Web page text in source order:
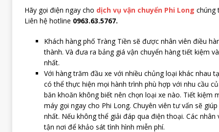
Hãy gọi điện ngay cho dịch vụ vận chuyển Phi Long chúng
Liên hệ hotline 0963.63.5767.
Khách hàng phố Tràng Tiền sẽ được nhân viên điều
thành. Và đưa ra bảng giá vận chuyển hàng tiết kiệm
nhất.
Với hàng trăm đầu xe với nhiều chủng loại khác nhau
có thể thực hiện mọi hành trình phù hợp với nhu cầu
băn khoăn không biết nên chọn loại xe nào. Tiết kiệm
máy gọi ngay cho Phi Long. Chuyên viên tư vấn sẽ
nhất. Nếu không thể giải đáp qua điện thoại. Các
tận nơi để khảo sát tình hình miễn phí.